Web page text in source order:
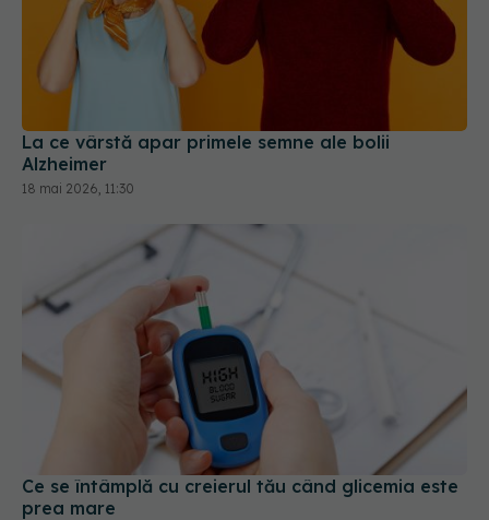
La ce vârstă apar primele semne ale bolii
Alzheimer
18 mai 2026, 11:30
Ce se întâmplă cu creierul tău când glicemia este
prea mare